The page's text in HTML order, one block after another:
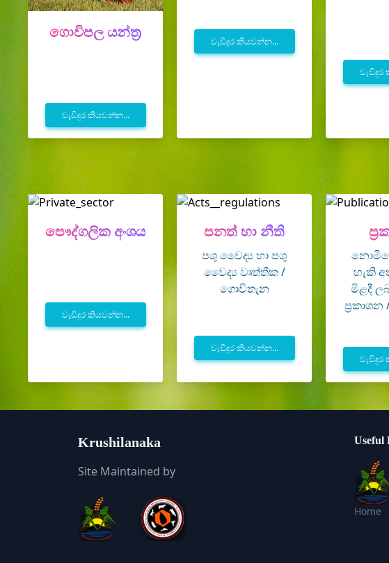
ගොවිපල යන්ත්‍ර
වැඩිදුර කියවන්න...
වැඩිදුර කියවන්න...
පෞද්ගලික අංශය
වැඩිදුර කියවන්න...
පනත් හා නීති
පශු වෛද්‍ය හා පශු
වෛද්‍ය වෘත්තීක /
ගොවිතැන
වැඩිදුර කියවන්න...
හැකි
මිළදී
ප්‍රකාශන
Krushilanaka
Site Maintained by
Useful
Home